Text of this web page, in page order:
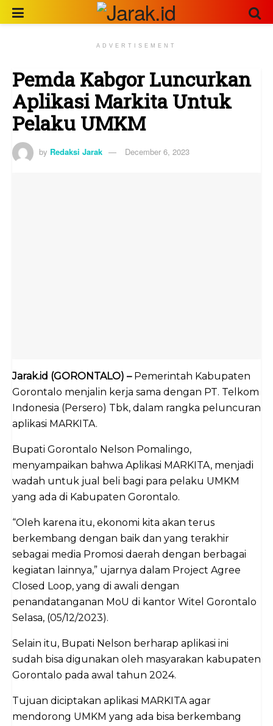
ADVERTISEMENT
Pemda Kabgor Luncurkan
Aplikasi Markita Untuk
Pelaku UMKM
by Redaksi Jarak December 6, 2023
Jarak.id (GORONTALO) –Pemerintah Kabupaten
Gorontalo menjalin kerja sama dengan PT. Telkom
Indonesia (Persero) Tbk, dalam rangka peluncuran
aplikasi MARKITA.
Bupati Gorontalo Nelson Pomalingo,
menyampaikan bahwa Aplikasi MARKITA, menjadi
wadah untuk jual beli bagi para pelaku UMKM
yang ada di Kabupaten Gorontalo.
“Oleh karena itu, ekonomi kita akan terus
berkembang dengan baik dan yang terakhir
sebagai media Promosi daerah dengan berbagai
kegiatan lainnya,” ujarnya dalam Project Agree
Closed Loop, yang di awali dengan
penandatanganan MoU di kantor Witel Gorontalo
Selasa, (05/12/2023).
Selain itu, Bupati Nelson berharap aplikasi ini
sudah bisa digunakan oleh masyarakan kabupaten
Gorontalo pada awal tahun 2024.
Tujuan diciptakan aplikasi MARKITA agar
mendorong UMKM yang ada bisa berkembang